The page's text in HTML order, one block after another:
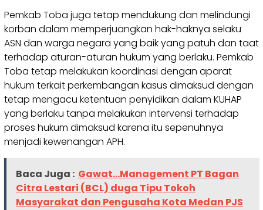
Pemkab Toba juga tetap mendukung dan melindungi
korban dalam memperjuangkan hak-haknya selaku
ASN dan warga negara yang baik yang patuh dan taat
terhadap aturan-aturan hukum yang berlaku. Pemkab
Toba tetap melakukan koordinasi dengan aparat
hukum terkait perkembangan kasus dimaksud dengan
tetap mengacu ketentuan penyidikan dalam KUHAP
yang berlaku tanpa melakukan intervensi terhadap
proses hukum dimaksud karena itu sepenuhnya
menjadi kewenangan APH.
Baca Juga : Gawat...Management PT Bagan
Citra Lestari (BCL) duga Tipu Tokoh
Masyarakat dan Pengusaha Kota Medan PJS